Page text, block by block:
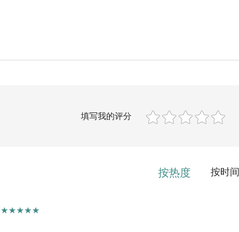
填写我的评分
按热度 按时间